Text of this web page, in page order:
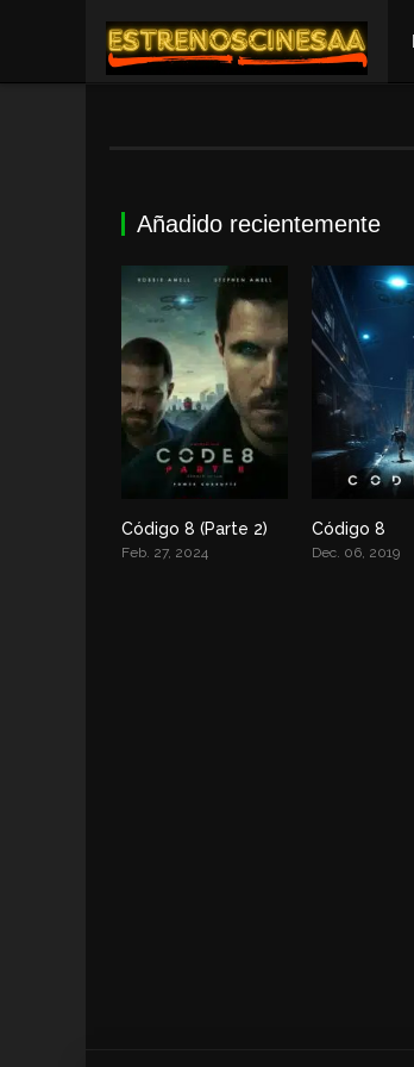
Añadido recientemente
Código 8 (Parte 2)
Feb. 27, 2024
Código 8
Dec. 06, 2019